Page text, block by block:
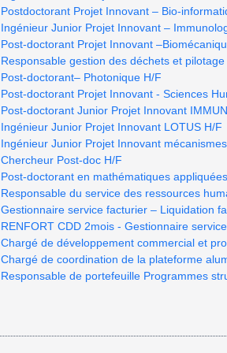
Postdoctorant Projet Innovant – Bio-
Ingénieur Junior Projet Innovant –
Post-doctorant Projet Innovant
Responsable gestion des déchets et
Post-doctorant– Photonique H/F
Post-doctorant Projet Innovant - Sciences
Post-doctorant Junior Projet Innovant
Ingénieur Junior Projet Innovant LOTUS H/F
Ingénieur Junior Projet Innovant
Chercheur Post-doc H/F
Post-doctorant en mathématiques
Responsable du service des ressources
Gestionnaire service facturier – Liquidation
RENFORT CDD 2mois - Gestionnaire
Chargé de développement commercial et
Chargé de coordination de la plateforme
Responsable de portefeuille Programmes